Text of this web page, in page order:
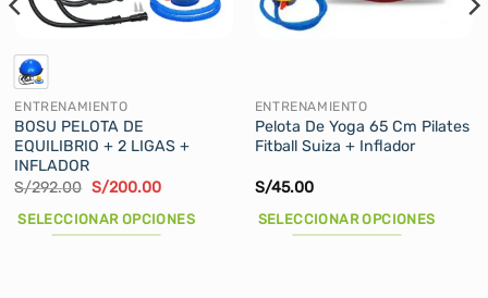
ENTRENAMIENTO
BOSU PELOTA DE
EQUILIBRIO + 2 LIGAS +
INFLADOR
S/292.00 El
original
era:
S/200.00El
actual
es:
SELECCIONAR OPCIONES
ENTRENAMIENTO
Pelota De Yoga 65 Cm Pilates
Fitball Suiza + Inflador
S/45.00
SELECCIONAR OPCIONES